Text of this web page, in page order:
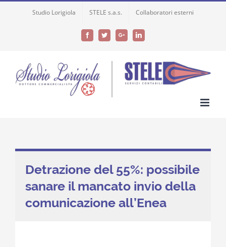
Studio Lorigiola STELE s.a.s. Collaboratori esterni
FacebookTwitterGoogle+LinkedIn
Detrazione del 55%: possibile
sanare il mancato invio della
comunicazione all’Enea